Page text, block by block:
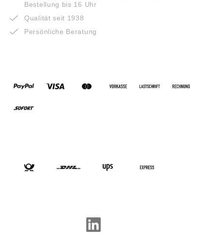
Bestellung bis 16 Uhr
Qualität seit 1938
Persönliche Beratung